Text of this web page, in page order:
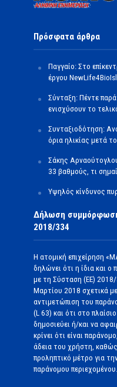
Πρόσφατα άρθρα
Παγγαίο: Στο
έργου
Σύνταξη: Πέντε
ενισχύσουν το
Συνταξιοδότηση:
όρια ηλικίας μετά
Σάκης
33 βαθμούς, τι
Υψηλός κίνδυνος
Δήλωση
2018/334
Η ατομική επιχείρηση
δηλώνει ότι η ίδια και
με τη Σύσταση (ΕΕ)
Μαρτίου 2018 σχετικά
αντιμετώπιση του
(L 63) και ότι στο
δημοσιεύει ή/και να
κρίνει ότι είναι
άδεια του χρήστη, καθώς
προληπτικό μέτρο για
παράνομου περιεχομένου.